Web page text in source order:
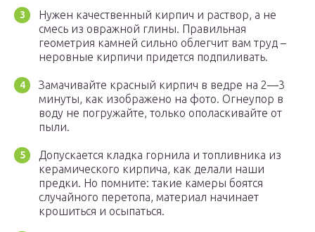
Нужен качественный кирпич и раствор, а не
смесь из овражной глины. Правильная
геометрия камней сильно облегчит вам труд –
неровные кирпичи придется подпиливать.
Замачивайте красный кирпич в ведре на 2—3
минуты, как изображено на фото. Огнеупор в
воду не погружайте, только ополаскивайте от
пыли.
Допускается кладка горнила и топливника из
керамического кирпича, как делали наши
предки. Но помните: такие камеры боятся
случайного перетопа, материал начинает
крошиться и осыпаться.